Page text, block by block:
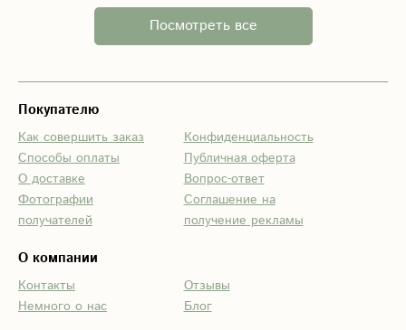
доставкой,
менеджер
принял нашу
заявку. Качество
всех похвал!
Посмотреть все
Покупателю
Как совершить заказ
Способы оплаты
О доставке
Фотографии
получателей
Конфиденциальность
Публичная оферта
Вопрос-ответ
Соглашение на
получение рекламы
О компании
Контакты
Немного о нас
Отзывы
Блог